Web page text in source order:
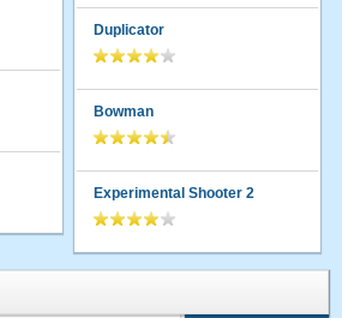
Duplicator
Bowman
Experimental Shooter 2